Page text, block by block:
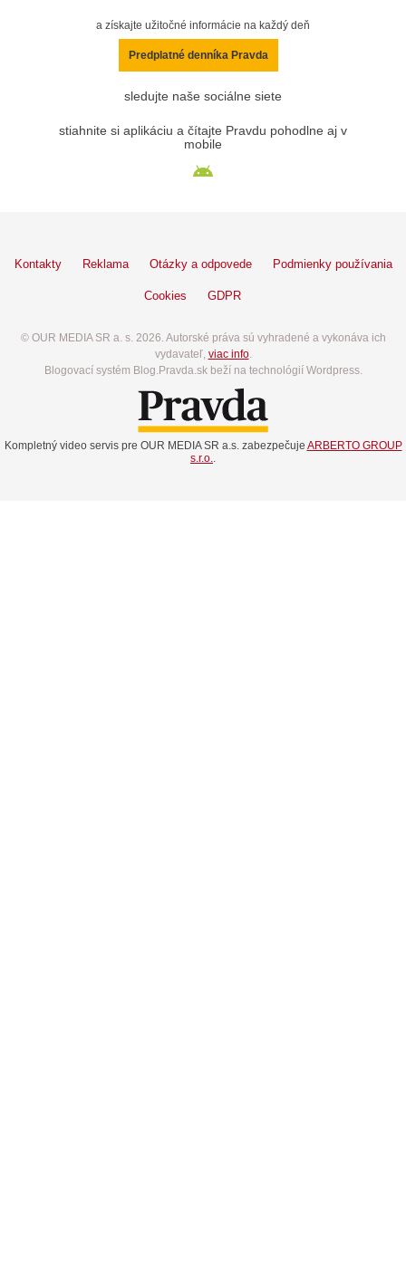
a získajte užitočné informácie na každý deň
Predplatné denníka Pravda
sledujte naše sociálne siete
stiahnite si aplikáciu a čítajte Pravdu pohodlne aj v
mobile
Kontakty Reklama Otázky a odpovede Podmienky používania
Cookies GDPR
© OUR MEDIA SR a. s. 2026. Autorské práva sú vyhradené a vykonáva ich
vydavateľ, viac info.
Blogovací systém Blog.Pravda.sk beží na technológií Wordpress.
Kompletný video servis pre OUR MEDIA SR a.s. zabezpečuje ARBERTO GROUP
s.r.o.